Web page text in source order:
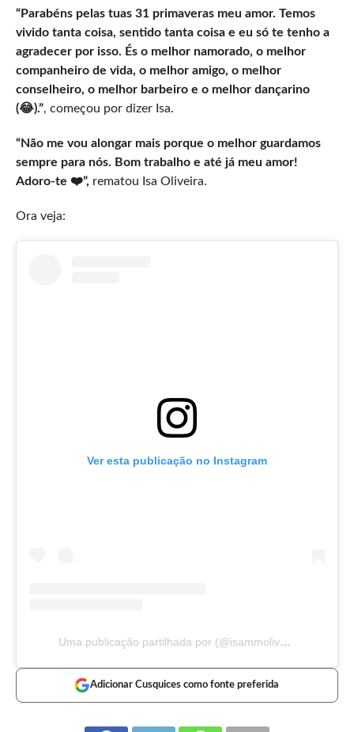
“Parabéns pelas tuas 31 primaveras meu amor. Temos
vivido tanta coisa, sentido tanta coisa e eu só te tenho a
agradecer por isso. És o melhor namorado, o melhor
companheiro de vida, o melhor amigo, o melhor
conselheiro, o melhor barbeiro e o melhor dançarino
(😂).”, começou por dizer Isa.
“Não me vou alongar mais porque o melhor guardamos
sempre para nós. Bom trabalho e até já meu amor!
Adoro-te ❤️”, rematou Isa Oliveira.
Ora veja:
Ver esta publicação no Instagram
Uma publicação partilhada por (@isammoliveira)
Adicionar Cusquices como fonte preferida